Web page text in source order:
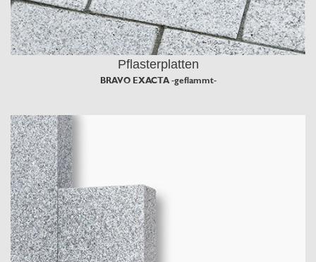
Pflasterplatten
BRAVO EXACTA -geflammt-